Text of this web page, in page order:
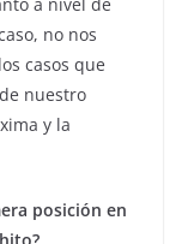
no nos
casos que
nuestro
y la
posición en